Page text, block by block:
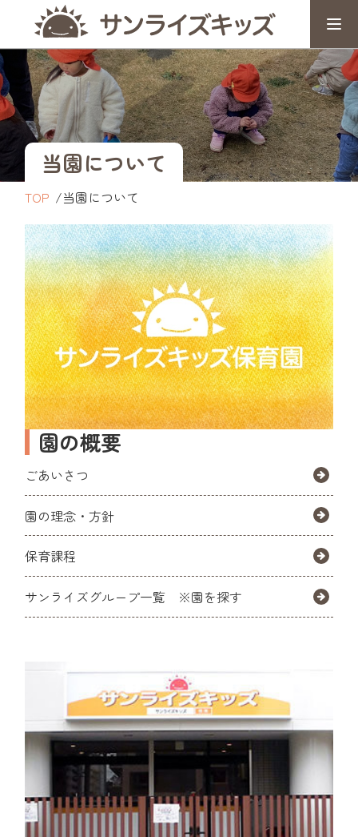
当園について
TOP 当園について
園の概要
ごあいさつ
園の理念・方針
保育課程
サンライズグループ一覧 ※園を探す